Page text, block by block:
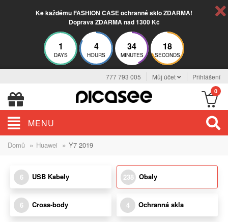
Ke každému FASHION CASE ochranné sklo ZDARMA!
Doprava ZDARMA nad 1300 Kč
1
DAYS
4
HOURS
34
MINUTES
17
SECONDS
777 793 005 Můj účet Přihlášení
0
MENU
Domů » Huawei » Y7 2019
6 USB Kabely 238 Obaly
6 Cross-body 4 Ochranná skla